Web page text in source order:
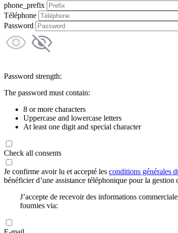
phone_prefix
Téléphone
Password
Password strength:
The password must contain:
8 or more characters
Uppercase and lowercase letters
At least one digit and special character
Check all consents
Je confirme avoir lu et accepté les conditions générales
bénéficier d’une assistance téléphonique pour la
J’accepte de recevoir des informations
fournies via: